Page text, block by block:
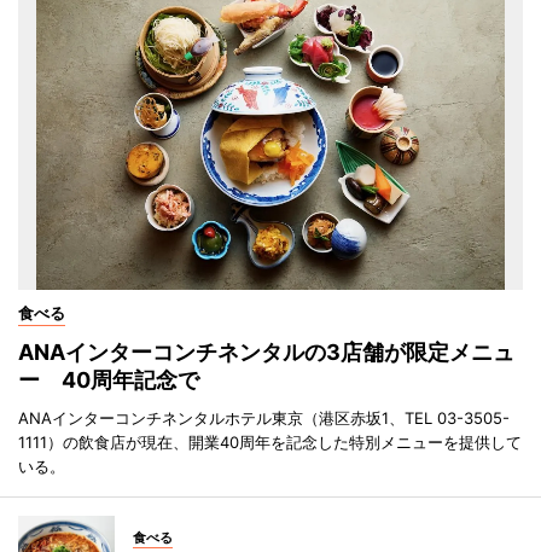
食べる
ANAインターコンチネンタルの3店舗が限定メニュ
ー 40周年記念で
ANAインターコンチネンタルホテル東京（港区赤坂1、TEL 03-3505-
1111）の飲食店が現在、開業40周年を記念した特別メニューを提供して
いる。
食べる